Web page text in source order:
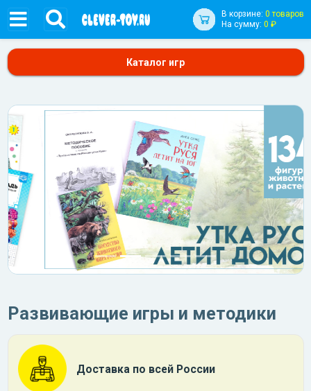
В корзине: 0 товаров
На сумму: 0 ₽
Каталог игр
Развивающие игры и методики
Доставка по всей России